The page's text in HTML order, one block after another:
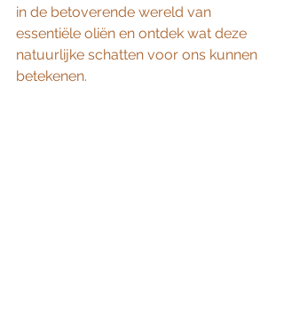
in de betoverende wereld van
essentiële oliën en ontdek wat deze
natuurlijke schatten voor ons kunnen
betekenen.